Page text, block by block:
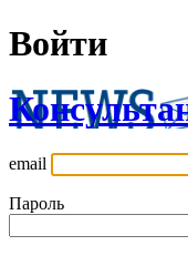
Войти
email
Пароль